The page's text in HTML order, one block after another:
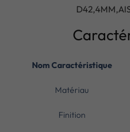
Nom Caractéristique
Matériau
Finition